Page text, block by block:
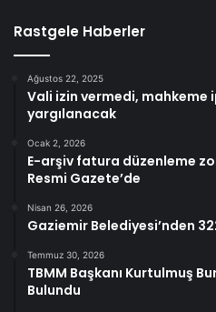
Rastgele Haberler
Ağustos 22, 2025
Vali izin vermedi,
yargılanacak
Ocak 2, 2026
E-arşiv fatura düzenleme
Resmi Gazete’de
Nisan 26, 2026
Gaziemir Belediyesi’nden
Temmuz 30, 2026
TBMM Başkanı Kurtulmuş
Bulundu